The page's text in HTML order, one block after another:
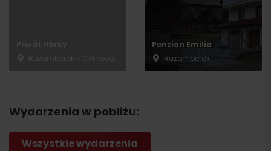
Penzion Emília
Ružomberok
Wydarzenia w pobliżu:
Wszystkie wydarzenia